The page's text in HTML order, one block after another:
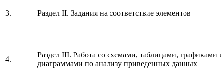
3. Раздел II. Задания на соответствие элементов
4.
Раздел III. Работа со схемами, таблицами, графиками
диаграммами по анализу приведенных данных